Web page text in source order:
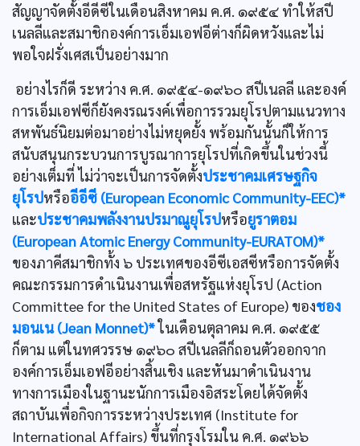
สัญญาจัดตั้งอีดีซีในเดือนสิงหาคม ค.ศ. ๑๙๕๔ ทำให้สปี
เนลลีและสมาชิกองค์การเอ็มเอฟอีต่างก็ผิดหวังและไม่
พอใจฝรั่งเศสเป็นอย่างมาก
อย่างไรก็ดี ระหว่าง ค.ศ. ๑๙๕๔-๑๙๖๐ สปีเนลลี และองค์
การเอ็มเอฟซีก็ยังคงรณรงค์เพื่อการรวมยุโรปตามแนวทาง
สหพันธ์นิยมต่อมาอย่างไม่หยุดยั้ง พร้อมกันนั้นก็ให้การ
สนับสนุนกระบวนการบูรณาการยุโรปที่เกิดขึ้นในช่วงนี้
อย่างเต็มที่ ไม่ว่าจะเป็นการจัดตั้งประชาคมเศรษฐกิจ
ยุโรปหรืออีอีซี (European Economic Community-EEC)*
และประชาคมพลังงานปรมาณูยุโรปหรือยูราตอม
(European Atomic Energy Community-EURATOM)*
ของภาคีสมาชิกทั้ง ๖ ประเทศของอีซีเอสซีหรือการจัดตั้ง
คณะกรรมการดำเนินงานเพื่อสหรัฐแห่งยุโรป (Action
Committee for the United States of Europe) ของชอง
มอนเน (Jean Monnet)*ในเดือนตุลาคม ค.ศ. ๑๙๕๕
ก็ตาม แต่ในทศวรรษ ๑๙๖๐ สปีเนลลีก็ถอนตัวออกจาก
องค์การเอ็มเอฟอีอย่างสิ้นเชิง และหันมาดำเนินงาน
ทางการเมืองในฐานะนักการเมืองอิสระโดยได้จัดตั้ง
สถาบันเพื่อกิจการระหว่างประเทศ (Institute for
International Affairs) ขึ้นที่กรุงโรมใน ค.ศ. ๑๙๖๖